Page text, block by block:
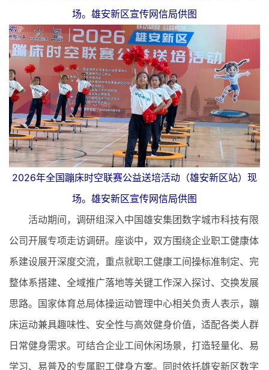
场。雄安新区宣传网信局供图
2026年全国蹦床时空联赛公益送培活动（雄安新区站）现
场。雄安新区宣传网信局供图
活动期间，调研组深入中国雄安集团数字城市科技有限
公司开展专项走访调研。座谈中，双方围绕企业职工健康体
系建设展开深度交流，重点就职工健康工间操标准制定、完
整体系搭建、全域推广落地等关键工作深入探讨、交换发展
思路。国家体育总局体操运动管理中心相关负责人表示，蹦
床运动兼具趣味性、安全性与高效健身价值，适配各类人群
日常健身需求。可结合企业工间休闲场景，打造轻量化、易
学习、易普及的专属职工健身方案。同时依托雄安新区数字